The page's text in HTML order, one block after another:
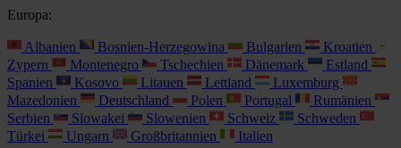
Europa:
Albanien Bosnien-Herzegowina Bulgarien
Kroatien
Zypern
Montenegro Tschechien Dänemark
Estland
Spanien
Kosovo Litauen Lettland
Luxemburg
Mazedonien
Deutschland Polen Portugal
Rumänien
Serbien
Slowakei Slowenien Schweiz
Schweden
Türkei
Ungarn Großbritannien
Italien